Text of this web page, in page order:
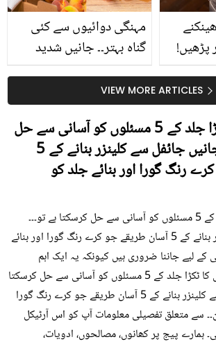
مہنگی دوائیوں سے کئی
گناہ بہتر۔۔ جانیں شدید
کیوں کھانا چاہیے؟
پڑھیں!
VIEW MORE ARTICLES
ایک جائفل کا ٹکڑا جلد کے 5 مسئلوں کو آسانی سے حل
کرسکتا ہے تو۔۔۔ جانیں جائفل سے کلینزر بنانے کے 5
رنگ گورا اور بنائے جلد کو
ایک جائفل کا ٹکڑا جلد کے 5 مسئلوں کو آسانی سے حل کرسکتا ہے تو۔۔۔
جانیں جائفل سے کلینزر بنانے کے 5 آسان طریقے جو کرے رنگ گورا اور بنائے
لیے جاننا ضروری ہیں کیونکہ یہ ایک اہم
معلومات ہے۔ ایک جائفل کا ٹکڑا جلد کے 5 مسئلوں کو آسانی سے حل کرسکتا
ہے تو۔۔۔ جانیں جائفل سے کلینزر بنانے کے 5 آسان طریقے جو کرے رنگ گورا
سے متعلق تفصیلی معلومات آپ کو اس آرٹیکل
ہمارے پیج پر کھانوں، مصالحوں، ادویات،